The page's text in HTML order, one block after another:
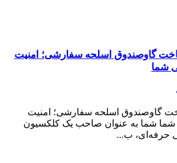
گاوصندوق اسلحه سفارشی؛ امنیت
شما
گاوصندوق اسلحه سفارشی؛ امنیت
شما شما به عنوان صاحب یک کلکسیون
حرفه‌ای، ب...